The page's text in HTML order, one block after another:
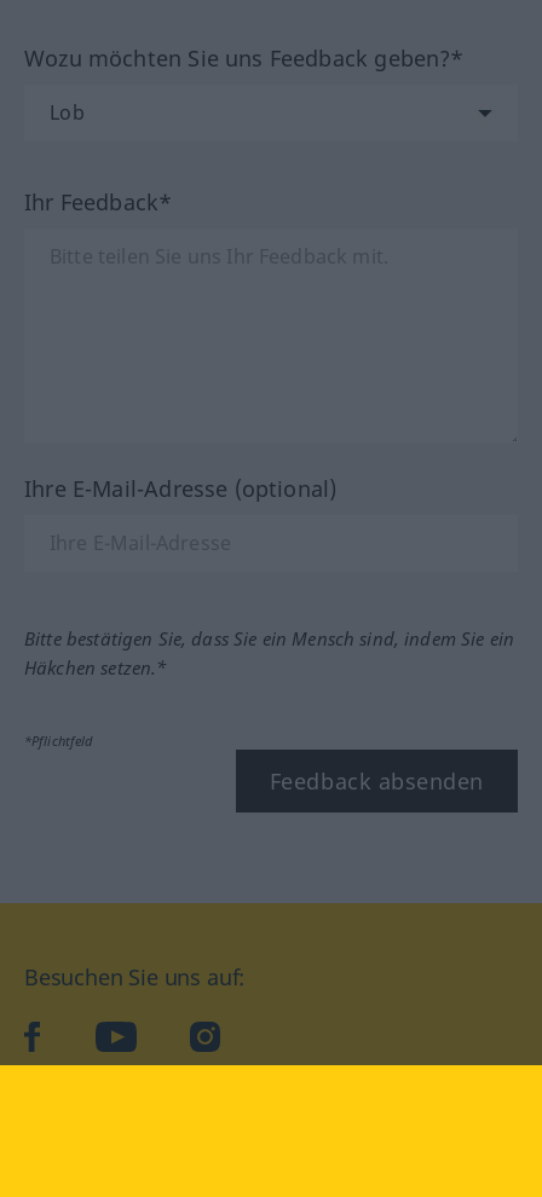
Wozu möchten Sie uns Feedback geben?*
Ihr Feedback*
Ihre E-Mail-Adresse (optional)
Bitte bestätigen Sie, dass Sie ein Mensch sind, indem Sie ein
Häkchen setzen.*
*Pflichtfeld
Feedback absenden
Besuchen Sie uns auf:
facebookYouTube Instagram